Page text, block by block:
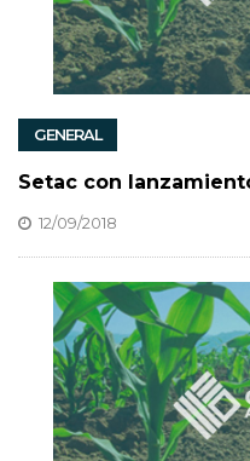
GENERAL
Setac con
12/09/2018